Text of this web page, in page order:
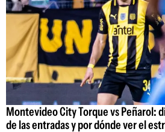
Montevideo City Torque vs Peñarol:
de las entradas y por dónde ver el